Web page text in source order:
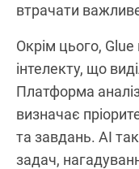
втрачати
Окрім цього, Glue
інтелекту, що
Платформа
визначає
та завдань. AI
задач,